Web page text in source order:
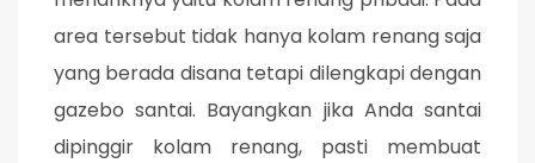
area tersebut tidak hanya kolam renang saja
yang berada disana tetapi dilengkapi dengan
gazebo santai. Bayangkan jika Anda santai
dipinggir kolam renang, pasti membuat